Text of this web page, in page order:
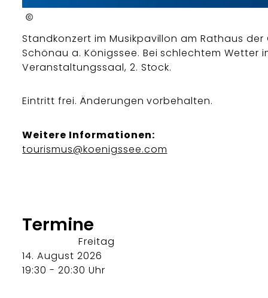
tourist information
Standkonzert im Musikpavillon am Rathaus der
Schönau a. Königssee. Bei schlechtem Wetter
Veranstaltungssaal, 2. Stock.
Eintritt frei. Änderungen vorbehalten.
Weitere Informationen:
tourismus@koenigssee.com
Termine
Freitag
14. August 2026
19:30 - 20:30 Uhr